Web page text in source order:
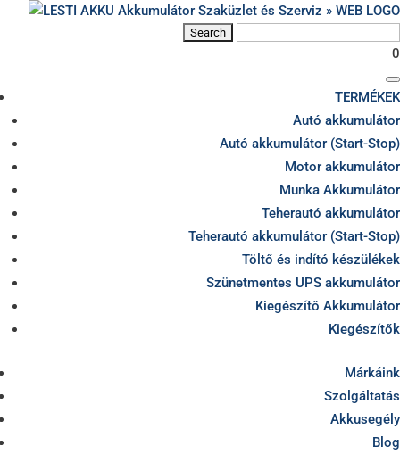
0
TERMÉKEK
Autó akkumulátor
Autó akkumulátor (Start-Stop)
Motor akkumulátor
Munka Akkumulátor
Teherautó akkumulátor
Teherautó akkumulátor (Start-Stop)
Töltő és indító készülékek
Szünetmentes UPS akkumulátor
Kiegészítő Akkumulátor
Kiegészítők
Márkáink
Szolgáltatás
Akkusegély
Blog